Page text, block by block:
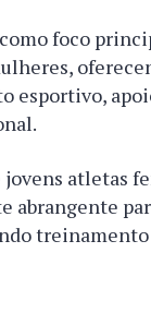
foco
esportivo,
jovens atletas
abrangente